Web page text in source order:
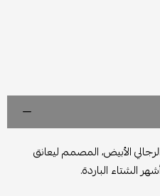
الأبيض، المصمم ليعانق
الشتاء الباردة.